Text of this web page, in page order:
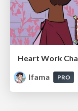
Heart Work
lfama
PRO